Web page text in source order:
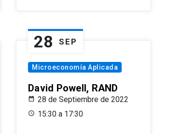
28 SEP
Microeconomía Aplicada
David Powell, RAND
28 de Septiembre de 2022
15:30 a 17:30